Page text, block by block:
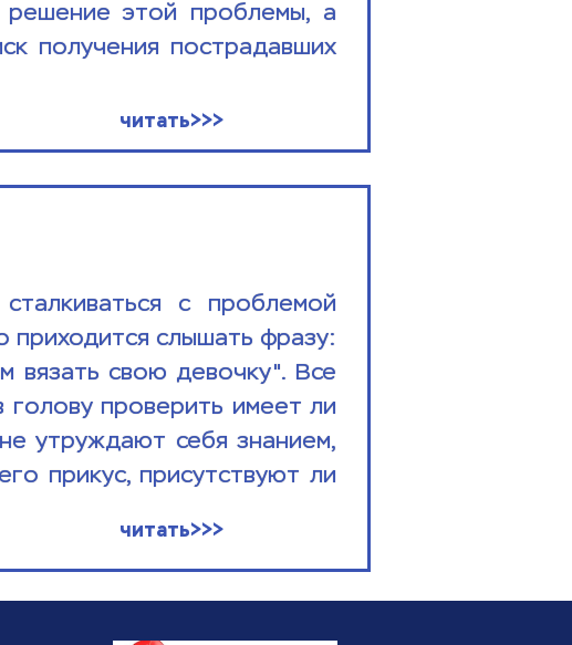
решение этой проблемы, а
получения пострадавших
читать>>>
с проблемой
приходится слышать фразу:
вязать свою девочку". Все
проверить имеет ли
утруждают себя знанием,
прикус, присутствуют ли
читать>>>